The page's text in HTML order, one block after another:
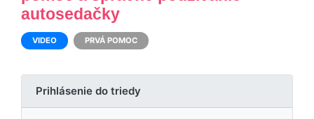
autosedačky
VIDEO PRVÁ POMOC
Prihlásenie do triedy